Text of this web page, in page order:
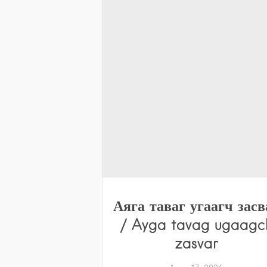
Аяга таваг угаагч
/ Ayga tavag
zasvar